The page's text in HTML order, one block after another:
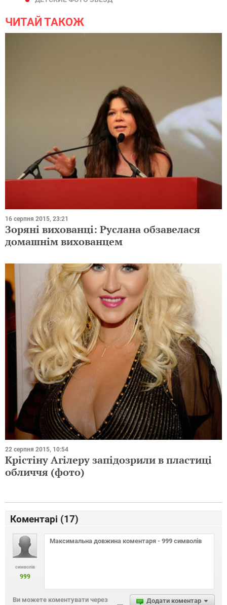
ЧИТАЙ ТАКОЖ
16 серпня 2015, 23:21
Зоряні вихованці: Руслана обзавелася
домашнім вихованцем
22 серпня 2015, 10:54
Крістіну Агілеру запідозрили в пластиці
обличчя (фото)
Коментарі (17)
символів
999
Додати коментар
Ви можете коментувати через